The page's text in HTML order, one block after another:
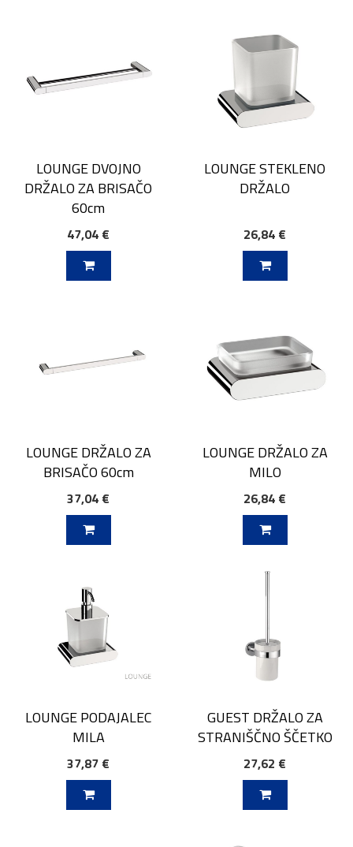
LOUNGE DVOJNO
DRŽALO ZA BRISAČO
60cm
47,04 €
LOUNGE STEKLENO
DRŽALO
26,84 €
LOUNGE DRŽALO ZA
BRISAČO 60cm
37,04 €
LOUNGE DRŽALO ZA
MILO
26,84 €
LOUNGE PODAJALEC
MILA
37,87 €
GUEST DRŽALO ZA
STRANIŠČNO ŠČETKO
27,62 €